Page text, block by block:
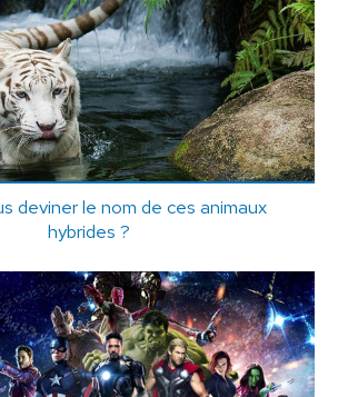
deviner le nom de ces animaux
hybrides ?